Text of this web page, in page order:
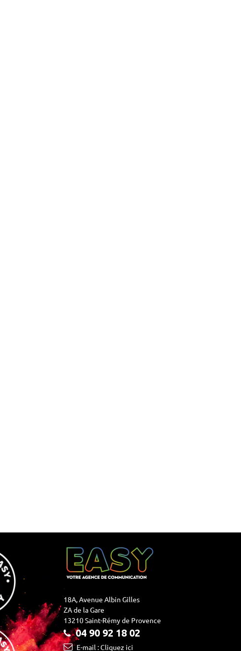
18A, Avenue Albin Gilles
ZA de la Gare
13210 Saint-Rémy de Provence
04 90 92 18 02
E-mail : Cliquez ici